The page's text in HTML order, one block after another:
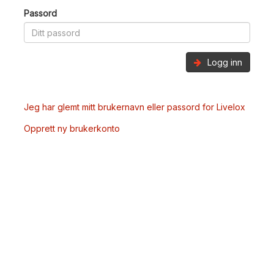
Passord
Logg inn
Jeg har glemt mitt brukernavn eller passord for Livelox
Opprett ny brukerkonto